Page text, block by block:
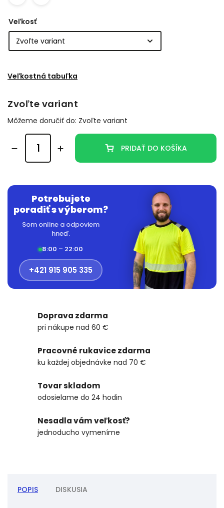
Veľkosť
Veľkostná tabuľka
Zvoľte variant
Môžeme doručiť do: Zvoľte variant
PRIDAŤ DO KOŠÍKA
Potrebujete
poradiť s výberom?
Som online a odpoviem
hneď.
8:00 – 22:00
+421 915 905 335
Doprava zdarma
pri nákupe nad 60 €
Pracovné rukavice zdarma
ku každej objednávke nad 70 €
Tovar skladom
odosielame do 24 hodin
Nesadla vám veľkosť?
jednoducho vymeníme
POPIS DISKUSIA